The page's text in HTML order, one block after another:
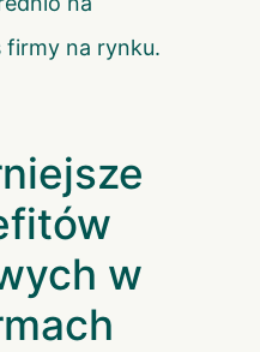
firmy na rynku.
w